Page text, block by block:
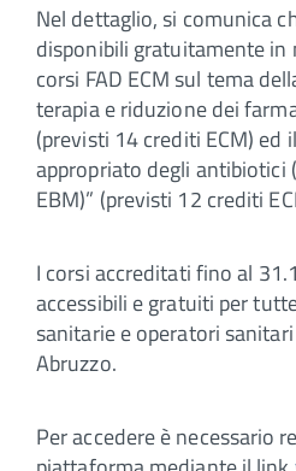
Nel dettaglio, si comunica
disponibili gratuitamente in
corsi FAD ECM sul tema
terapia e riduzione dei
(previsti 14 crediti ECM) ed
appropriato degli antibiotici
EBM)” (previsti 12 crediti
I corsi accreditati fino al
accessibili e gratuiti per
sanitarie e operatori
Abruzzo.
Per accedere è necessario